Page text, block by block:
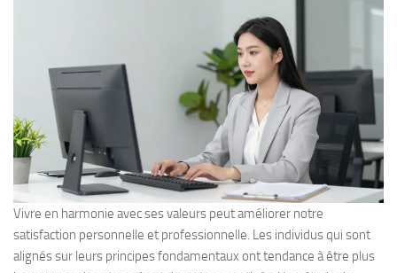
Vivre en harmonie avec ses valeurs peut améliorer notre
satisfaction personnelle et professionnelle. Les individus qui sont
alignés sur leurs principes fondamentaux ont tendance à être plus